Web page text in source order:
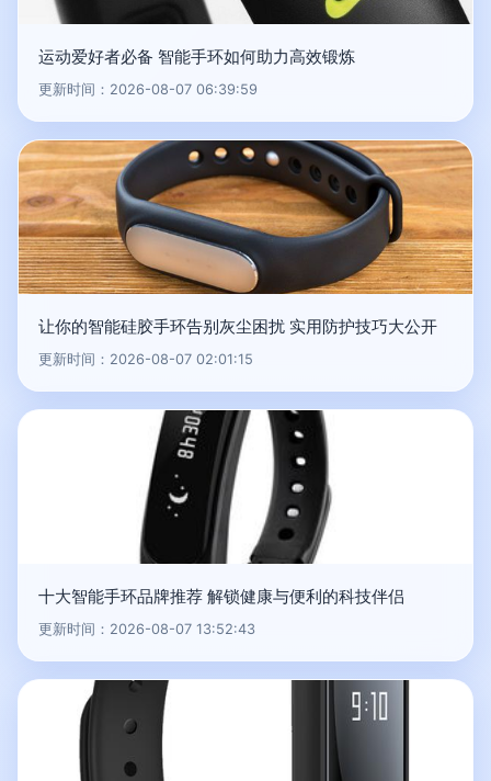
运动爱好者必备 智能手环如何助力高效锻炼
更新时间：2026-08-07 06:39:59
让你的智能硅胶手环告别灰尘困扰 实用防护技巧大公开
更新时间：2026-08-07 02:01:15
十大智能手环品牌推荐 解锁健康与便利的科技伴侣
更新时间：2026-08-07 13:52:43